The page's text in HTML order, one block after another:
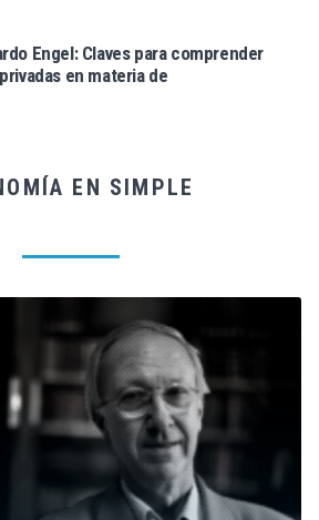
Engel: Claves para comprender
en materia de
EN SIMPLE